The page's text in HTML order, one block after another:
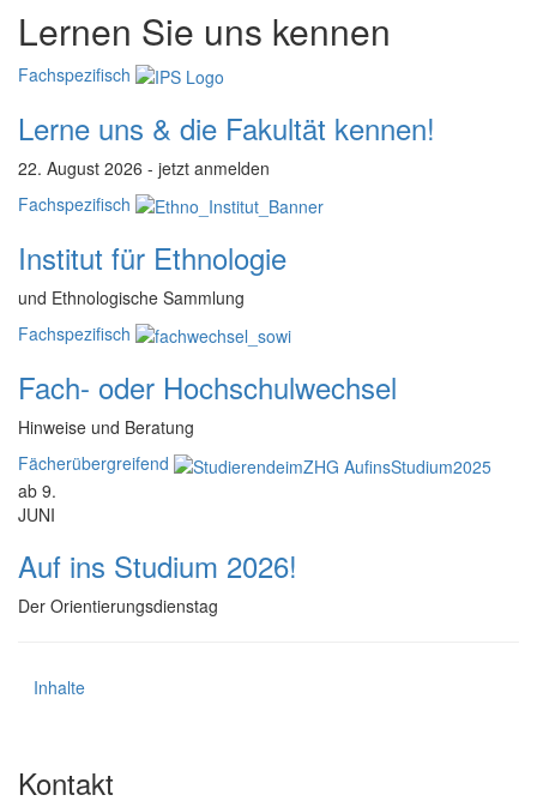
Lernen Sie uns kennen
Fachspezifisch
Lerne uns & die Fakultät kennen!
22. August 2026 - jetzt anmelden
Fachspezifisch
Institut für Ethnologie
und Ethnologische Sammlung
Fachspezifisch
Fach- oder Hochschulwechsel
Hinweise und Beratung
Fächerübergreifend
ab 9.
JUNI
Auf ins Studium 2026!
Der Orientierungsdienstag
Inhalte
Kontakt